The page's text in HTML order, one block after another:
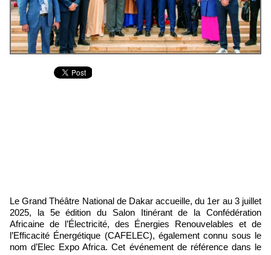
Le Grand Théâtre National de Dakar accueille, du 1er au 3 juillet
2025, la 5e édition du Salon Itinérant de la Confédération
Africaine de l’Électricité, des Énergies Renouvelables et de
l’Efficacité Énergétique (CAFELEC), également connu sous le
nom d’Elec Expo Africa. Cet événement de référence dans le